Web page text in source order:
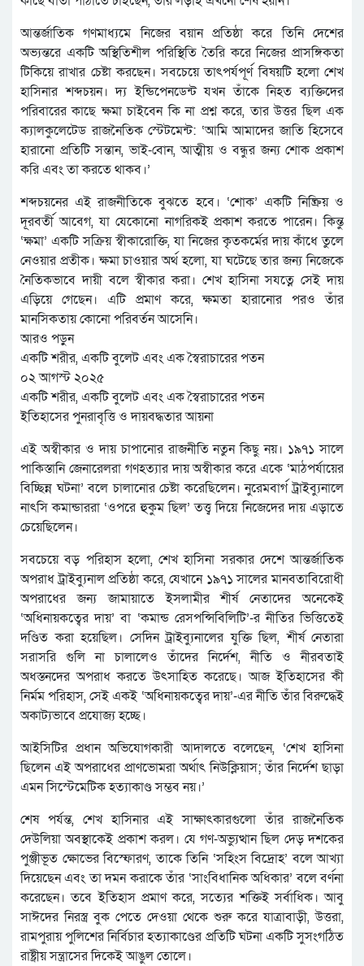
আন্তর্জাতিক গণমাধ্যমে নিজের বয়ান প্রতিষ্ঠা করে তিনি দেশের
অভ্যন্তরে একটি অস্থিতিশীল পরিস্থিতি তৈরি করে নিজের প্রাসঙ্গিকতা
টিকিয়ে রাখার চেষ্টা করছেন। সবচেয়ে তাৎপর্যপূর্ণ বিষয়টি হলো শেখ
হাসিনার শব্দচয়ন। দ্য ইন্ডিপেনডেন্ট যখন তাঁকে নিহত ব্যক্তিদের
পরিবারের কাছে ক্ষমা চাইবেন কি না প্রশ্ন করে, তার উত্তর ছিল এক
ক্যালকুলেটেড রাজনৈতিক স্টেটমেন্ট: ‘আমি আমাদের জাতি হিসেবে
হারানো প্রতিটি সন্তান, ভাই-বোন, আত্মীয় ও বন্ধুর জন্য শোক প্রকাশ
করি এবং তা করতে থাকব।’
শব্দচয়নের এই রাজনীতিকে বুঝতে হবে। ‘শোক’ একটি নিষ্ক্রিয় ও
দূরবর্তী আবেগ, যা যেকোনো নাগরিকই প্রকাশ করতে পারেন। কিন্তু
‘ক্ষমা’ একটি সক্রিয় স্বীকারোক্তি, যা নিজের কৃতকর্মের দায় কাঁধে তুলে
নেওয়ার প্রতীক। ক্ষমা চাওয়ার অর্থ হলো, যা ঘটেছে তার জন্য নিজেকে
নৈতিকভাবে দায়ী বলে স্বীকার করা। শেখ হাসিনা সযত্নে সেই দায়
এড়িয়ে গেছেন। এটি প্রমাণ করে, ক্ষমতা হারানোর পরও তাঁর
মানসিকতায় কোনো পরিবর্তন আসেনি।
আরও পড়ুন
একটি শরীর, একটি বুলেট এবং এক স্বৈরাচারের পতন
০২ আগস্ট ২০২৫
একটি শরীর, একটি বুলেট এবং এক স্বৈরাচারের পতন
ইতিহাসের পুনরাবৃত্তি ও দায়বদ্ধতার আয়না
এই অস্বীকার ও দায় চাপানোর রাজনীতি নতুন কিছু নয়। ১৯৭১ সালে
পাকিস্তানি জেনারেলরা গণহত্যার দায় অস্বীকার করে একে ‘মাঠপর্যায়ের
বিচ্ছিন্ন ঘটনা’ বলে চালানোর চেষ্টা করেছিলেন। নুরেমবার্গ ট্রাইব্যুনালে
নাৎসি কমান্ডাররা ‘ওপরে হুকুম ছিল’ তত্ত্ব দিয়ে নিজেদের দায় এড়াতে
চেয়েছিলেন।
সবচেয়ে বড় পরিহাস হলো, শেখ হাসিনা সরকার দেশে আন্তর্জাতিক
অপরাধ ট্রাইব্যুনাল প্রতিষ্ঠা করে, যেখানে ১৯৭১ সালের মানবতাবিরোধী
অপরাধের জন্য জামায়াতে ইসলামীর শীর্ষ নেতাদের অনেকেই
‘অধিনায়কত্বের দায়’ বা ‘কমান্ড রেসপন্সিবিলিটি’-র নীতির ভিত্তিতেই
দণ্ডিত করা হয়েছিল। সেদিন ট্রাইব্যুনালের যুক্তি ছিল, শীর্ষ নেতারা
সরাসরি গুলি না চালালেও তাঁদের নির্দেশ, নীতি ও নীরবতাই
অধস্তনদের অপরাধ করতে উৎসাহিত করেছে। আজ ইতিহাসের কী
নির্মম পরিহাস, সেই একই ‘অধিনায়কত্বের দায়’-এর নীতি তাঁর বিরুদ্ধেই
অকাট্যভাবে প্রযোজ্য হচ্ছে।
আইসিটির প্রধান অভিযোগকারী আদালতে বলেছেন, ‘শেখ হাসিনা
ছিলেন এই অপরাধের প্রাণভোমরা অর্থাৎ নিউক্লিয়াস; তাঁর নির্দেশ ছাড়া
এমন সিস্টেমেটিক হত্যাকাণ্ড সম্ভব নয়।’
শেষ পর্যন্ত, শেখ হাসিনার এই সাক্ষাৎকারগুলো তাঁর রাজনৈতিক
দেউলিয়া অবস্থাকেই প্রকাশ করল। যে গণ-অভ্যুত্থান ছিল দেড় দশকের
পুঞ্জীভূত ক্ষোভের বিস্ফোরণ, তাকে তিনি ‘সহিংস বিদ্রোহ’ বলে আখ্যা
দিয়েছেন এবং তা দমন করাকে তাঁর ‘সাংবিধানিক অধিকার’ বলে বর্ণনা
করেছেন। তবে ইতিহাস প্রমাণ করে, সত্যের শক্তিই সর্বাধিক। আবু
সাঈদের নিরস্ত্র বুক পেতে দেওয়া থেকে শুরু করে যাত্রাবাড়ী, উত্তরা,
রামপুরায় পুলিশের নির্বিচার হত্যাকাণ্ডের প্রতিটি ঘটনা একটি সুসংগঠিত
রাষ্ট্রীয় সন্ত্রাসের দিকেই আঙুল তোলে।